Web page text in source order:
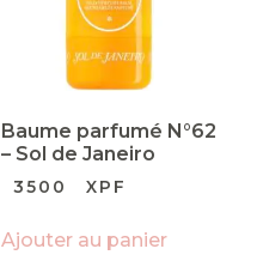
Baume parfumé N°62
– Sol de Janeiro
3500 XPF
Ajouter au panier